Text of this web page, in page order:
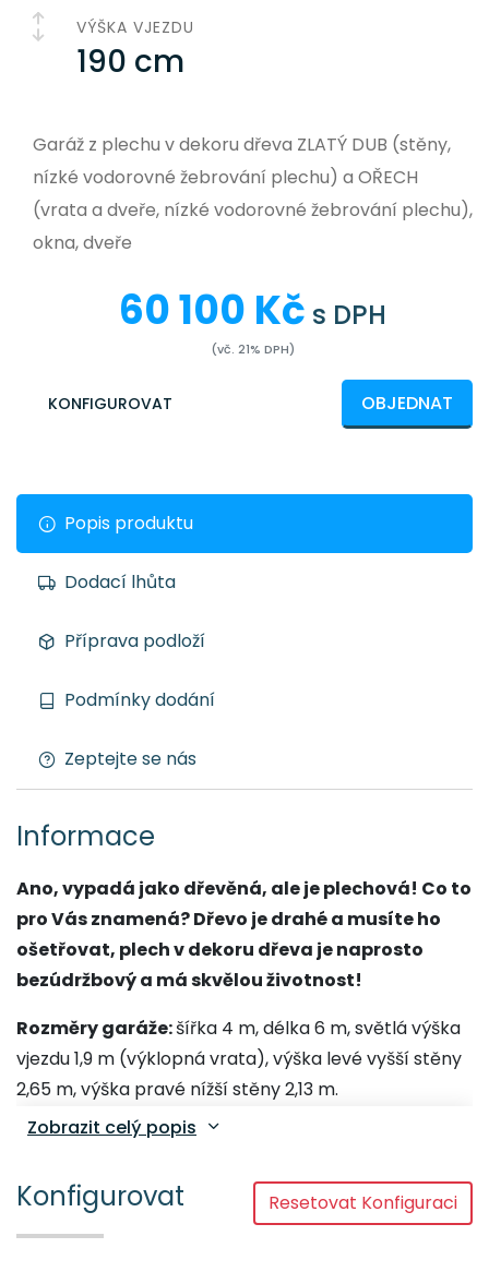
VÝŠKA VJEZDU
190 cm
Garáž z plechu v dekoru dřeva ZLATÝ DUB (stěny,
nízké vodorovné žebrování plechu) a OŘECH
(vrata a dveře, nízké vodorovné žebrování plechu),
okna, dveře
60 100 Kč s DPH
(vč. 21% DPH)
KONFIGUROVAT OBJEDNAT
Popis produktu
Dodací lhůta
Příprava podloží
Podmínky dodání
Zeptejte se nás
Informace
Ano, vypadá jako dřevěná, ale je plechová! Co to
pro Vás znamená? Dřevo je drahé a musíte ho
ošetřovat, plech v dekoru dřeva je naprosto
bezúdržbový a má skvělou životnost!
Rozměry garáže:šířka 4 m, délka 6 m, světlá výška
vjezdu 1,9 m (výklopná vrata), výška levé vyšší stěny
2,65 m, výška pravé nížší stěny 2,13 m.
Ocelová konstrukce garáže je svařována z
střecha -zesílená konstrukce střechy
(příhradový vazník)
. Ke konstrukci garáže je nýty
Zobrazit celý popis
Konfigurovat Resetovat Konfiguraci